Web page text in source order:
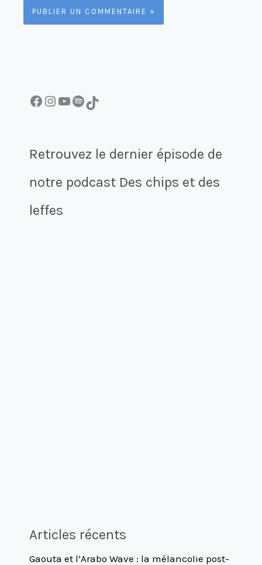
Facebook InstagramYouTube Spotify TikTok
Retrouvez le dernier épisode de
notre podcast Des chips et des
leffes
Articles récents
Gaouta et l’Arabo Wave : la mélancolie post-